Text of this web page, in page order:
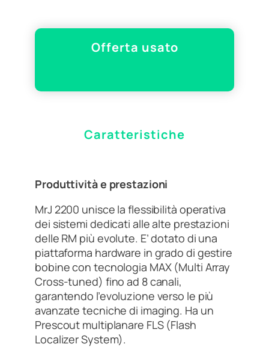
Offerta usato
Caratteristiche
Produttività e prestazioni
MrJ 2200 unisce la flessibilità operativa
dei sistemi dedicati alle alte prestazioni
delle RM più evolute. E’ dotato di una
piattaforma hardware in grado di gestire
bobine con tecnologia MAX (Multi Array
Cross-tuned) fino ad 8 canali,
garantendo l’evoluzione verso le più
avanzate tecniche di imaging. Ha un
Prescout multiplanare FLS (Flash
Localizer System).